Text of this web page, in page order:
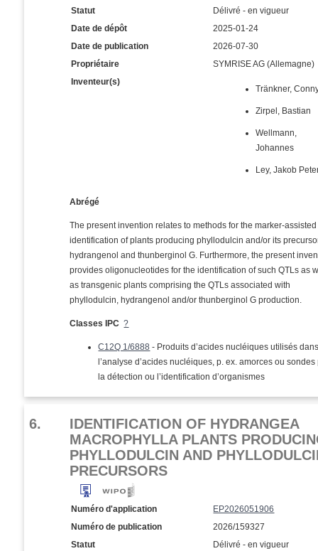
Statut
Délivré - en vigueur
Date de dépôt
2025-01-24
Date de publication
2026-07-30
Propriétaire
SYMRISE AG (Allemagne)
Inventeur(s)
Tränkner,
Zirpel, Bastian
Wellmann,
Johannes
Ley, Jakob
Abrégé
The present invention relates to methods for the marker-assisted
identification of plants producing phyllodulcin and/or its
hydrangenol and thunberginol G. Furthermore, the present
provides oligonucleotides for the identification of such QTLs as
as transgenic plants comprising the QTLs associated with
phyllodulcin, hydrangenol and/or thunberginol G production.
Classes IPC ?
C12Q 1/6888 - Produits d’acides nucléiques utilisés
l’analyse d’acides nucléiques, p. ex. amorces ou sondes
la détection ou l’identification d’organismes
6.
IDENTIFICATION OF HYDRANGEA
MACROPHYLLA PLANTS
PHYLLODULCIN AND
PRECURSORS
Numéro d'application
EP2026051906
Numéro de publication
2026/159327
Statut
Délivré - en vigueur